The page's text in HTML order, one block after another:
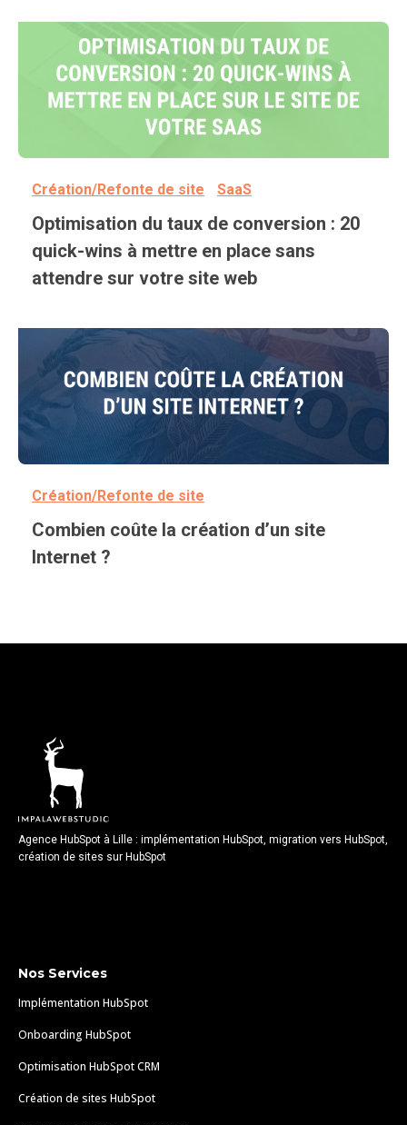
Création/Refonte de site SaaS
Optimisation du taux de conversion : 20
quick-wins à mettre en place sans
attendre sur votre site web
Création/Refonte de site
Combien coûte la création d’un site
Internet ?
Agence HubSpot à Lille : implémentation HubSpot, migration vers HubSpot,
création de sites sur HubSpot
Nos Services
Implémentation HubSpot
Onboarding HubSpot
Optimisation HubSpot CRM
Création de sites HubSpot